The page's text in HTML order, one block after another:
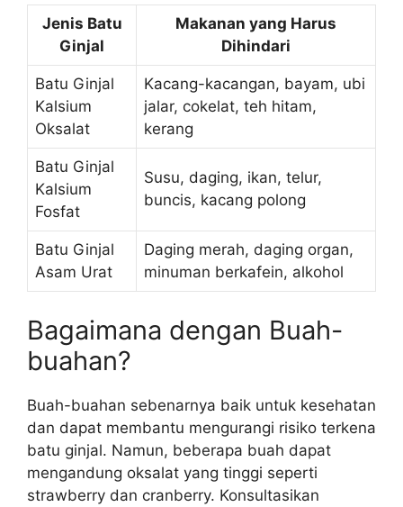
Jenis Batu
Ginjal
Makanan yang Harus
Dihindari
Batu Ginjal
Kalsium
Oksalat
Kacang-kacangan, bayam, ubi
jalar, cokelat, teh hitam,
kerang
Batu Ginjal
Kalsium
Fosfat
Susu, daging, ikan, telur,
buncis, kacang polong
Batu Ginjal
Asam Urat
Daging merah, daging organ,
minuman berkafein, alkohol
Bagaimana dengan Buah-
buahan?
Buah-buahan sebenarnya baik untuk kesehatan
dan dapat membantu mengurangi risiko terkena
batu ginjal. Namun, beberapa buah dapat
mengandung oksalat yang tinggi seperti
strawberry dan cranberry. Konsultasikan